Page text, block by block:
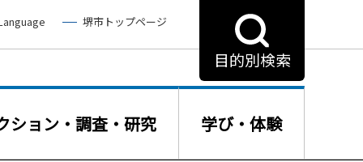
堺市トップページ
目的別検索
ション・調査・研究 学び・体験